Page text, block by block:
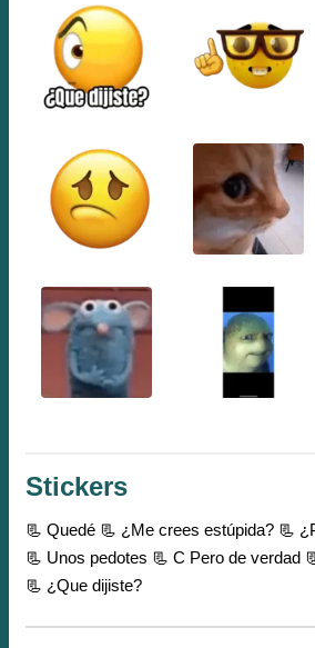
Stickers
📃 Quedé 📃 ¿Me crees estúpida? 📃
📃 Unos pedotes 📃 C Pero de verdad
📃 ¿Que dijiste?